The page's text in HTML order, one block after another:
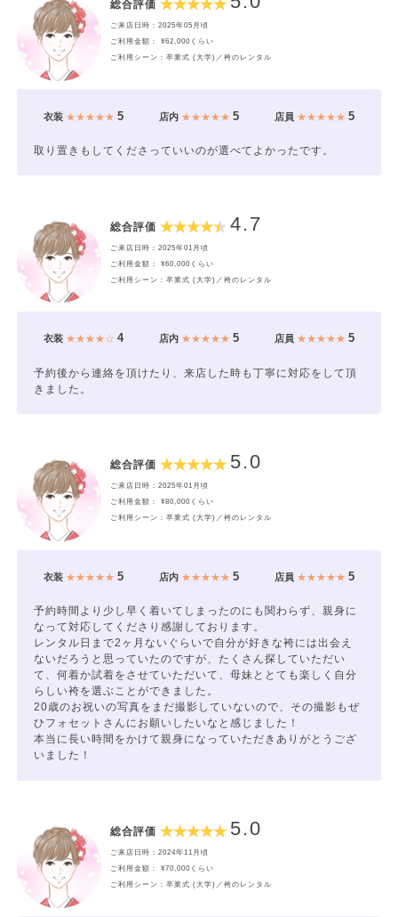
総合評価
ご来店日時：2025年05月頃
ご利用金額： ¥62,000くらい
ご利用シーン：卒業式 (大学)／袴のレンタル
衣装★★★★★ 5 店内★★★★★ 5 店員 ★★★★★5
取り置きもしてくださっていいのが選べてよかったです。
総合評価 4.7
ご来店日時：2025年01月頃
ご利用金額： ¥60,000くらい
ご利用シーン：卒業式 (大学)／袴のレンタル
衣装★★★★☆ 4 店内★★★★★ 5 店員 ★★★★★5
予約後から連絡を頂けたり、来店した時も丁寧に対応をして頂
きました。
総合評価 5.0
ご来店日時：2025年01月頃
ご利用金額： ¥80,000くらい
ご利用シーン：卒業式 (大学)／袴のレンタル
衣装★★★★★ 5 店内★★★★★ 5 店員 ★★★★★5
予約時間より少し早く着いてしまったのにも関わらず、親身に
なって対応してくださり感謝しております。
レンタル日まで2ヶ月ないぐらいで自分が好きな袴には出会え
ないだろうと思っていたのですが、たくさん探していただい
て、何着か試着をさせていただいて、母妹ととても楽しく自分
らしい袴を選ぶことができました。
20歳のお祝いの写真をまだ撮影していないので、その撮影もぜ
ひフォセットさんにお願いしたいなと感じました！
本当に長い時間をかけて親身になっていただきありがとうござ
いました！
総合評価 5.0
ご来店日時：2024年11月頃
ご利用金額： ¥70,000くらい
ご利用シーン：卒業式 (大学)／袴のレンタル